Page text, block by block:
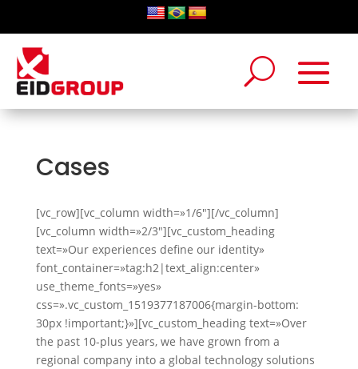
Cases
[vc_row][vc_column width=»1/6″][/vc_column]
[vc_column width=»2/3″][vc_custom_heading
text=»Our experiences define our identity»
font_container=»tag:h2|text_align:center»
use_theme_fonts=»yes»
css=».vc_custom_1519377187006{margin-bottom:
30px !important;}»][vc_custom_heading text=»Over
the past 10-plus years, we have grown from a
regional company into a global technology solutions